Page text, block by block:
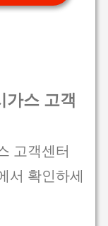
가스 고객
고객센터
서 확인하세